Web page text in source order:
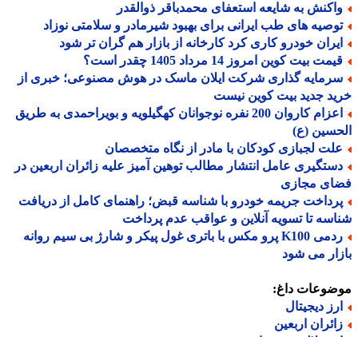
به شایعه استعفای محمدباقر ذوالقدر
های طب ایرانی برای بهبود شیرمادر و سلامتی نوزاد
خودرو کاری کرد کارخانه از بازار هم گران تر شود
بیت کوین امروز 14 مرداد 1405 چقدر است؟
گذاری شرکت ایلان ماسک در هوش مصنوعی؛ خبری از
جدید بیت کوین نیست
اعزام کاروان 200 نفره نوجوانان کهگیلویه و بویراحمدی به طریق
(ع)
لجبازی کودکان با مادر از نگاه متخصصان
عامل انتشار مطالب توهین آمیز علیه زائران اربعین در
مجازی
جریمه خودرو با شناسه قبض؛ راهنمای کامل از دریافت
تا تسویه آنلاین و عواقب عدم پرداخت
ردمی K100 پرو مکس با باتری غول پیکر و شارژ بی سیم روانه
می شود
داغ:
دیجیتال
اربعین